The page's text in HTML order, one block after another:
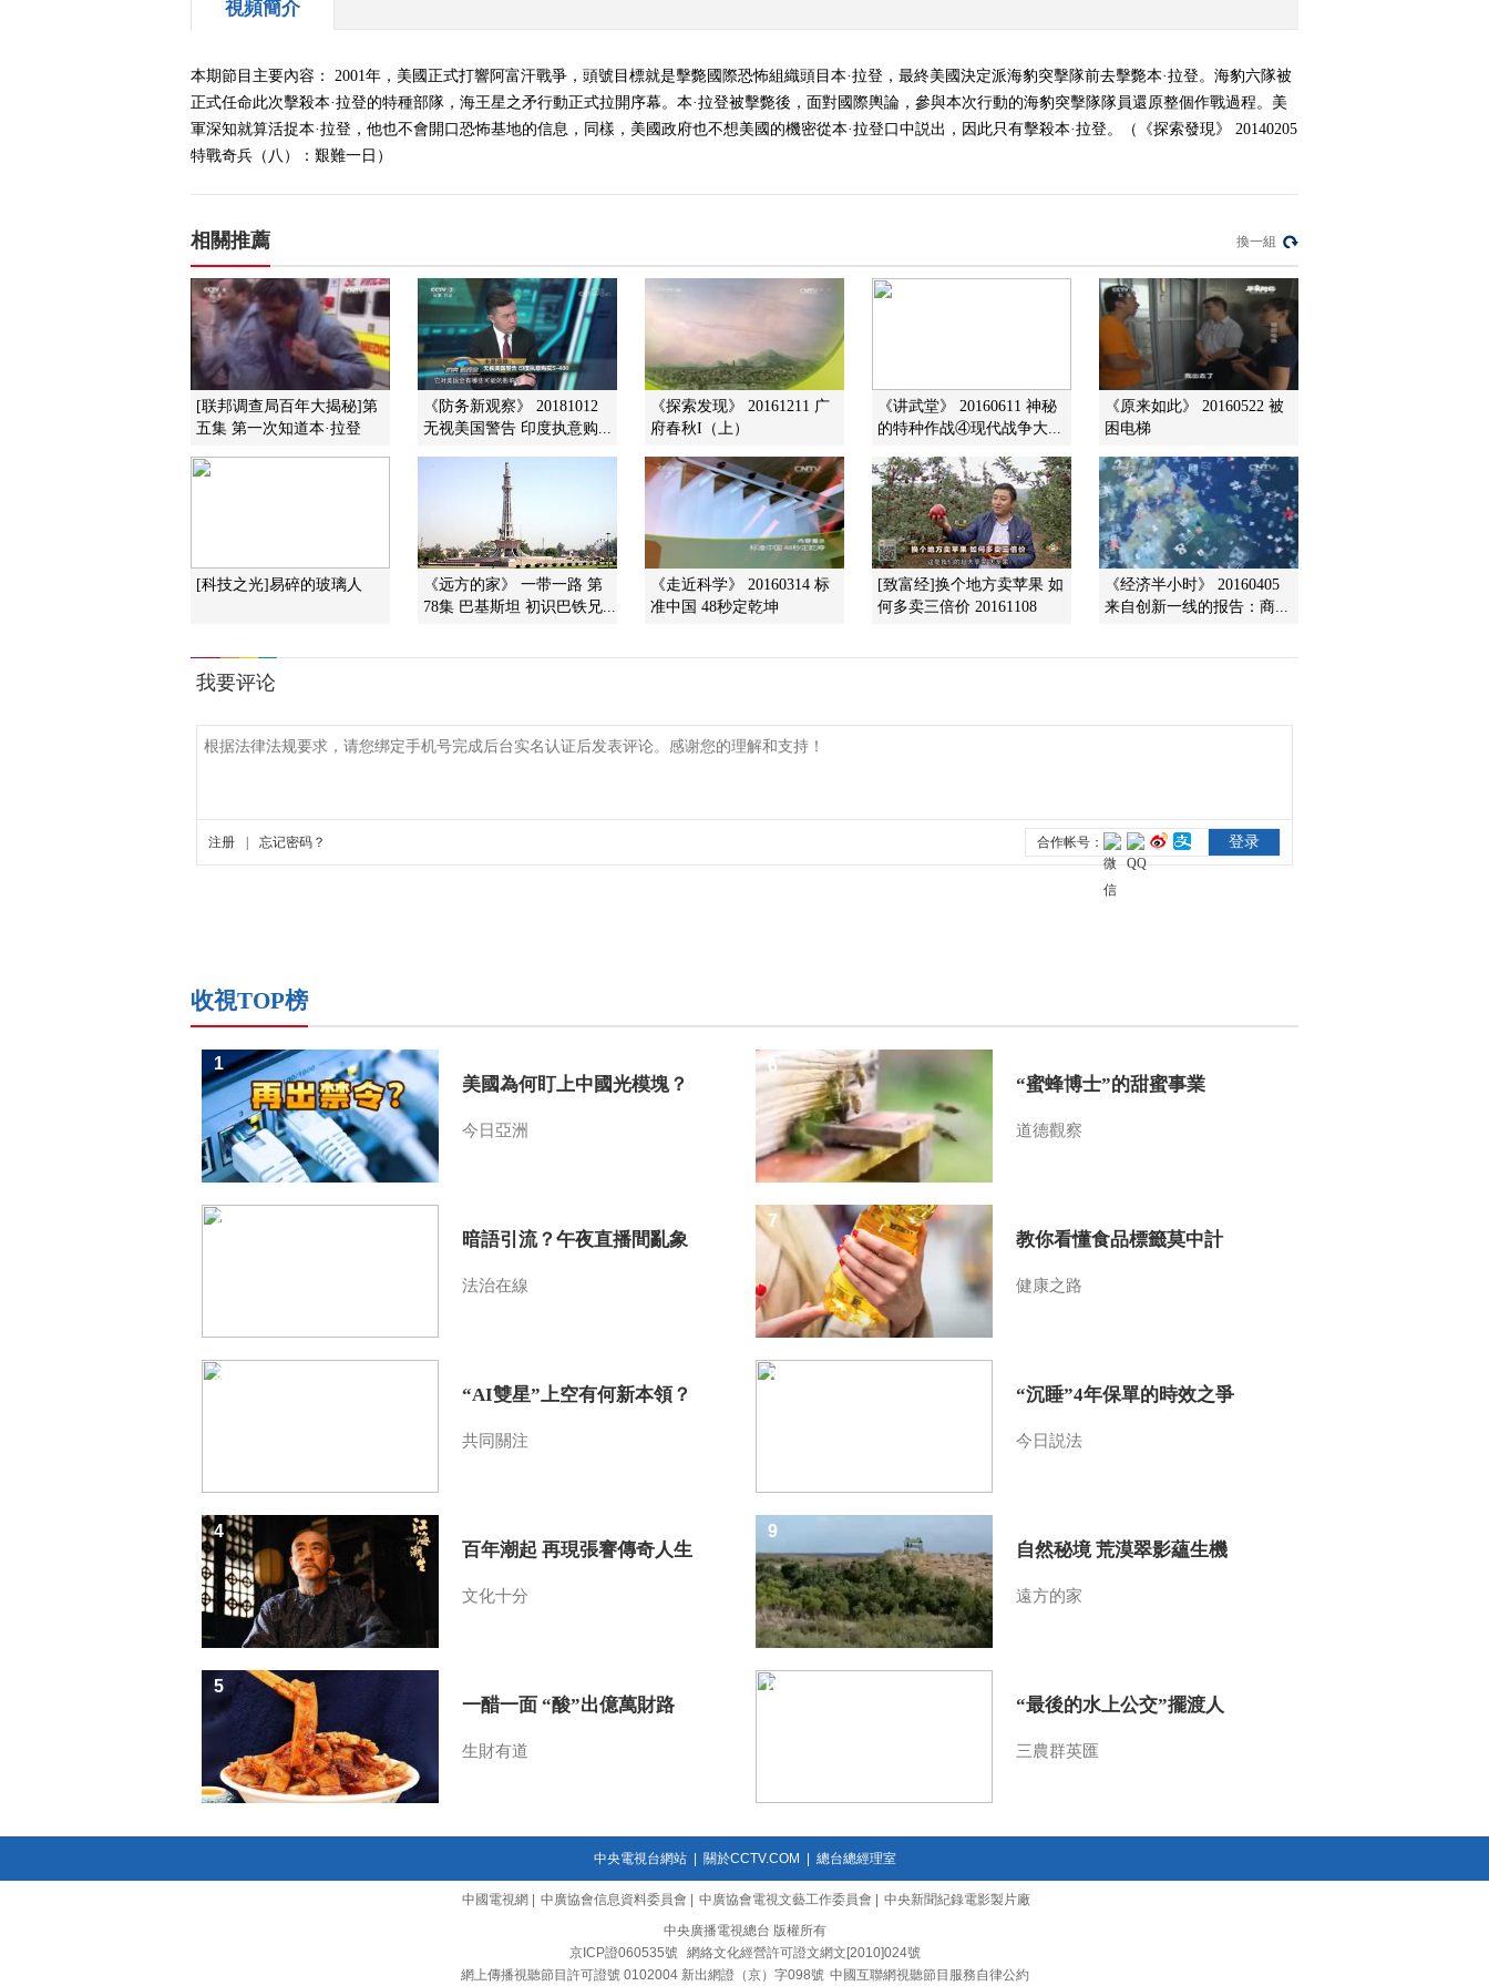
視頻簡介
本期節目主要內容： 2001年，美國正式打響阿富汗戰爭，頭號目標就是擊斃國際恐怖組織頭目本·拉登，最終美國決定派海豹突擊隊前去擊斃本·拉登。海豹六隊被
正式任命此次擊殺本·拉登的特種部隊，海王星之矛行動正式拉開序幕。本·拉登被擊斃後，面對國際輿論，參與本次行動的海豹突擊隊隊員還原整個作戰過程。美
軍深知就算活捉本·拉登，他也不會開口恐怖基地的信息，同樣，美國政府也不想美國的機密從本·拉登口中説出，因此只有擊殺本·拉登。（《探索發現》 20140205
特戰奇兵（八）：艱難一日）
相關推薦 換一組
[联邦调查局百年大揭秘]第
五集 第一次知道本·拉登
《防务新观察》 20181012
无视美国警告 印度执意购...
《探索发现》 20161211 广
府春秋I（上）
《讲武堂》 20160611 神秘
的特种作战④现代战争大...
《原来如此》 20160522 被
困电梯
[科技之光]易碎的玻璃人
《远方的家》 一带一路 第
78集 巴基斯坦 初识巴铁兄...
《走近科学》 20160314 标
准中国 48秒定乾坤
[致富经]换个地方卖苹果 如
何多卖三倍价 20161108
《经济半小时》 20160405
来自创新一线的报告：商...
收視TOP榜
美國為何盯上中國光模塊？
今日亞洲
1
暗語引流？午夜直播間亂象
法治在線
2
“AI雙星”上空有何新本領？
共同關注
3
百年潮起 再現張謇傳奇人生
文化十分
4
一醋一面 “酸”出億萬財路
生財有道
5
“蜜蜂博士”的甜蜜事業
道德觀察
6
教你看懂食品標籤莫中計
健康之路
7
“沉睡”4年保單的時效之爭
今日説法
8
自然秘境 荒漠翠影蘊生機
遠方的家
9
“最後的水上公交”擺渡人
三農群英匯
10
中央電視台網站| 關於CCTV.COM 總台總經理室
中國電視網 中廣協會信息資料委員會 中廣協會電視文藝工作委員會
中央新聞紀錄電影製片廠
中央廣播電視總台 版權所有
京ICP證060535號
網絡文化經營許可證文網文[2010]024號
網上傳播視聽節目許可證號 0102004 新出網證（京）字098號 中國互聯網視聽節目服務自律公約